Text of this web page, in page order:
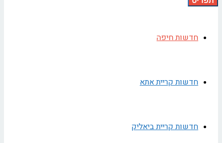
חדשות חיפה
חדשות קריית אתא
חדשות קריית ביאליק